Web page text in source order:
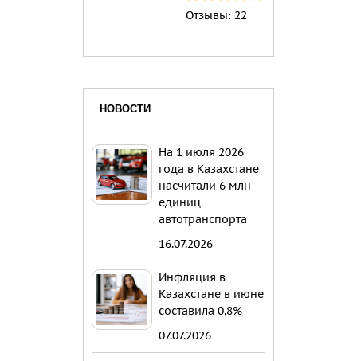
Отзывы: 22
НОВОСТИ
На 1 июля 2026
года в Казахстане
насчитали 6 млн
единиц
автотранспорта
16.07.2026
Инфляция в
Казахстане в июне
составила 0,8%
07.07.2026